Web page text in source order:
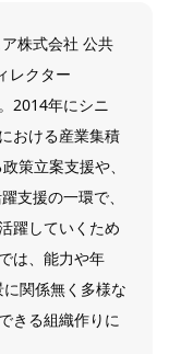
株式会社 公共
レクター
2014年にシニ
おける産業集積
策立案支援や、
支援の一環で、
躍していくため
は、能力や年
関係無く多様な
きる組織作りに